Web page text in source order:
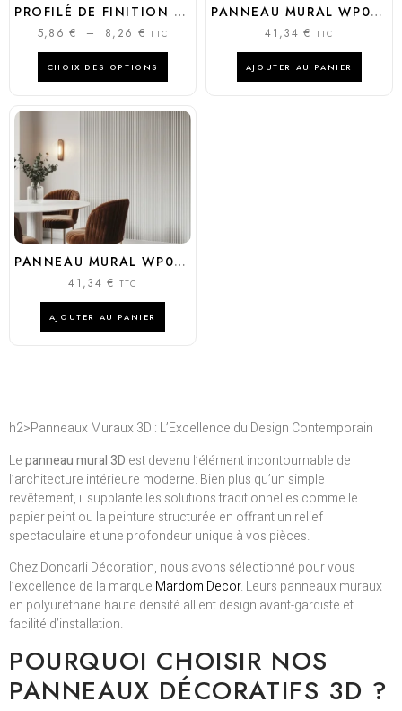
PROFILÉ DE FINITION LUMIO DROIT – GAUCHE
5,86€ – 8,26 € TTC
CHOIX DES OPTIONS
PANNEAU MURAL WP002T LUMIO
41,34€ TTC
AJOUTER AU PANIER
PANNEAU MURAL WP001T DUNA
41,34€ TTC
AJOUTER AU PANIER
h2>Panneaux Muraux 3D : L’Excellence du Design Contemporain
Lepanneau mural 3D est devenu l’élément incontournable de
l’architecture intérieure moderne. Bien plus qu’un simple
revêtement, il supplante les solutions traditionnelles comme le
papier peint ou la peinture structurée en offrant un relief
spectaculaire et une profondeur unique à vos pièces.
Chez Doncarli Décoration, nous avons sélectionné pour vous
l’excellence de la marque Mardom Decor. Leurs panneaux muraux
en polyuréthane haute densité allient design avant-gardiste et
facilité d’installation.
POURQUOI CHOISIR NOS
PANNEAUX DÉCORATIFS 3D ?